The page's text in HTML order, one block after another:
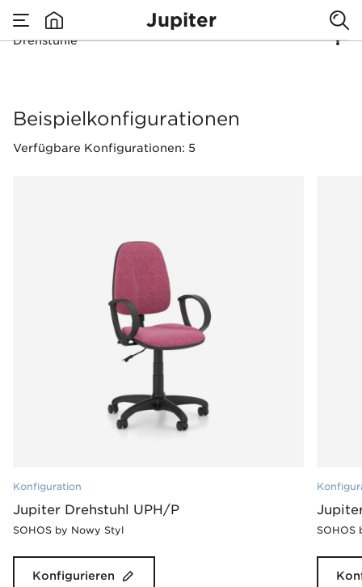
Jupiter
Drehstühle
Drehstühle
Beispielkonfigurationen
Verfügbare Konfigurationen: 5
Konfiguration
Jupiter Drehstuhl UPH/P
SOHOS by Nowy Styl
Konfigurieren
SOHOS